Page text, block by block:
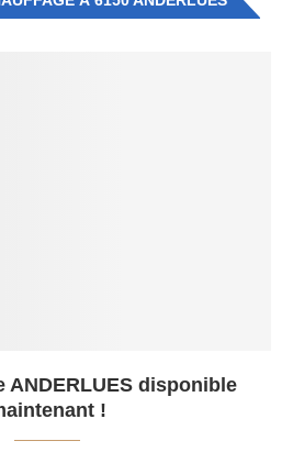
ANDERLUES disponible
!